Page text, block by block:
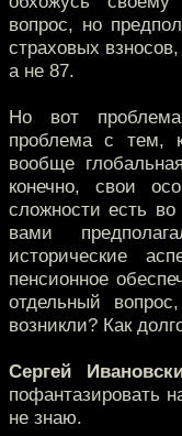
вопрос, но
страховых
а не 87.
Но вот
проблема с тем,
вообще
конечно, свои
сложности есть
вами
исторические
пенсионное
отдельный
возникли? Как
Сергей
пофантазировать
не знаю.